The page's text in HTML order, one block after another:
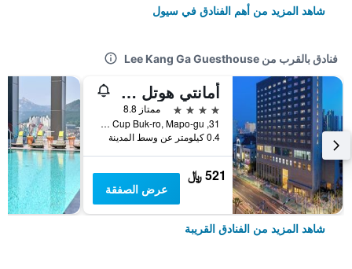
شاهد المزيد من أهم الفنادق في سيول
فنادق بالقرب من Lee Kang Ga Guesthouse
أمانتي هوتل سيول هونجداي
4 نجوم
ممتاز 8.8
31, World Cup Buk-ro, Mapo-gu, سيول, كوريا الجنوبية
0.4 كيلومتر عن وسط المدينة
521 ﷼
عرض الصفقة
شاهد المزيد من الفنادق القريبة